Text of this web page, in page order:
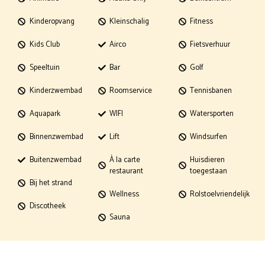
Kinderopvang
Kids Club
Speeltuin
Kinderzwembad
Aquapark
Binnenzwembad
Buitenzwembad
Bij het strand
Discotheek
Kleinschalig
Airco
Bar
Roomservice
WIFI
Lift
À la carte
restaurant
Wellness
Sauna
Fitness
Fietsverhuur
Golf
Tennisbanen
Watersporten
Windsurfen
Huisdieren
toegestaan
Rolstoelvriendelijk